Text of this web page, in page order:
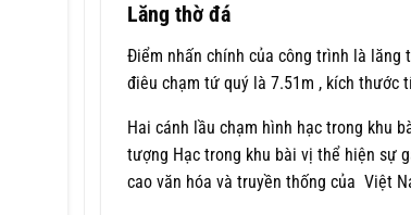
Lăng thờ đá
Điểm nhấn chính của công trình là
điêu chạm tứ quý là 7.51m , kích thước
Hai cánh lầu chạm hình hạc trong khu
tượng Hạc trong khu bài vị thể hiện sự
cao văn hóa và truyền thống của Việt